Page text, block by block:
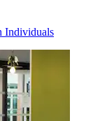
Individuals